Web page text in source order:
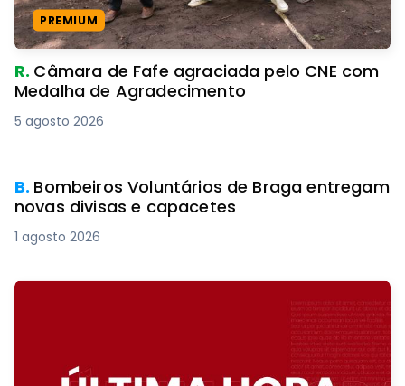
PREMIUM
R. Câmara de Fafe agraciada pelo CNE com
Medalha de Agradecimento
5 agosto 2026
B. Bombeiros Voluntários de Braga entregam
novas divisas e capacetes
1 agosto 2026